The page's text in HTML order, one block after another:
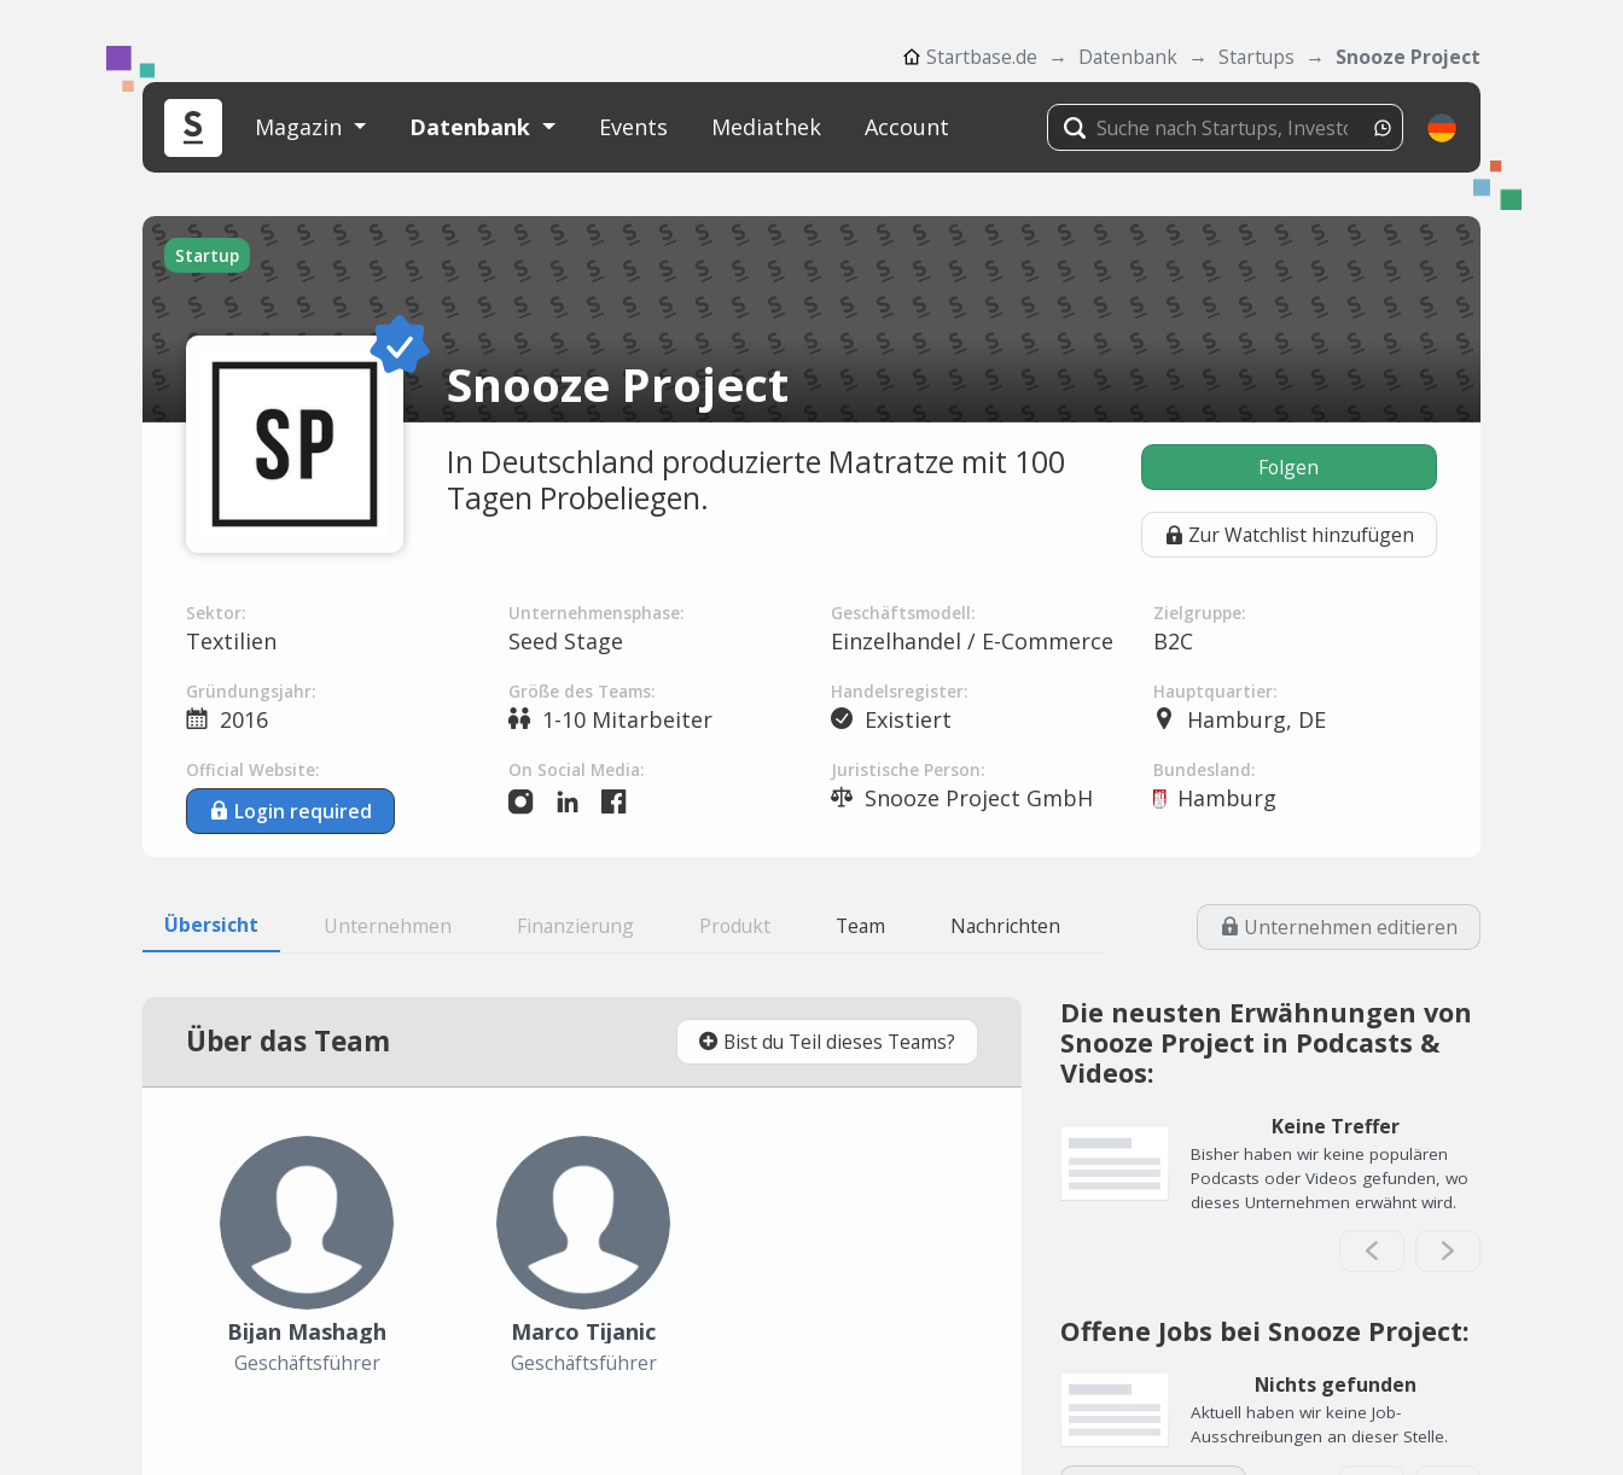
Startbase.de Datenbank Startups Snooze Project
Magazin Datenbank Events Mediathek Account
Startup
Snooze Project
In Deutschland produzierte Matratze mit 100
Tagen Probeliegen.
Folgen
Zur Watchlist hinzufügen
Sektor:
Textilien
Unternehmensphase:
Seed Stage
Geschäftsmodell:
Einzelhandel / E-Commerce
Zielgruppe:
B2C
Gründungsjahr:
2016
Größe des Teams:
1-10 Mitarbeiter
Handelsregister:
Existiert
Hauptquartier:
Hamburg, DE
Official Website:
Login required
On Social Media: Juristische Person:
Snooze Project GmbH
Bundesland:
Hamburg
Übersicht Unternehmen Finanzierung Produkt Team Nachrichten Unternehmen editieren
Über das Team Bist du Teil dieses Teams?
Bijan Mashagh
Geschäftsführer
Marco Tijanic
Geschäftsführer
Die neusten Erwähnungen von
Snooze Project in Podcasts &
Videos:
Keine Treffer
Bisher haben wir keine populären
Podcasts oder Videos gefunden, wo
dieses Unternehmen erwähnt wird.
Offene Jobs bei Snooze Project:
Nichts gefunden
Aktuell haben wir keine Job-
Ausschreibungen an dieser Stelle.